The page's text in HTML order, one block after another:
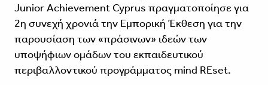
Junior Achievement Cyprus πραγματοποίησε για
2η συνεχή χρονιά την Εμπορική Έκθεση για την
παρουσίαση των «πράσινων» ιδεών των
υποψήφιων ομάδων του εκπαιδευτικού
περιβαλλοντικού προγράμματος mind REset.